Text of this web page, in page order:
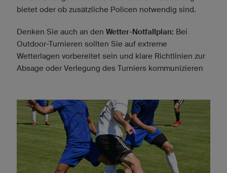
bietet oder ob zusätzliche Policen notwendig sind.
Denken Sie auch an den Wetter-Notfallplan: Bei
Outdoor-Turnieren sollten Sie auf extreme
Wetterlagen vorbereitet sein und klare Richtlinien zur
Absage oder Verlegung des Turniers kommunizieren